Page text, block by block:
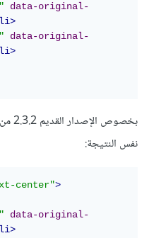
data-original-
li>
data-original-
li>
نفس النتيجة:
center">
data-original-
li>